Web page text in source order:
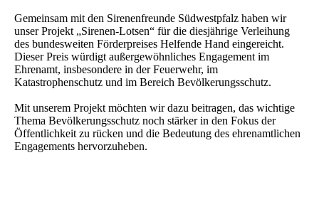
Gemeinsam mit den Sirenenfreunde Südwestpfalz haben wir
unser Projekt „Sirenen-Lotsen“ für die diesjährige Verleihung
des bundesweiten Förderpreises Helfende Hand eingereicht.
Dieser Preis würdigt außergewöhnliches Engagement im
Ehrenamt, insbesondere in der Feuerwehr, im
Katastrophenschutz und im Bereich Bevölkerungsschutz.
Mit unserem Projekt möchten wir dazu beitragen, das wichtige
Thema Bevölkerungsschutz noch stärker in den Fokus der
Öffentlichkeit zu rücken und die Bedeutung des ehrenamtlichen
Engagements hervorzuheben.